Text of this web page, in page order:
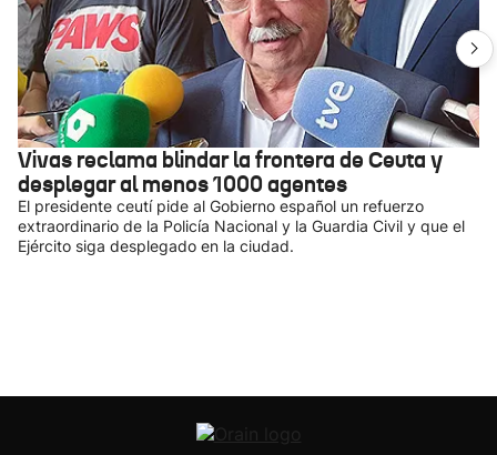
Vivas reclama blindar la frontera de Ceuta y
desplegar al menos 1000 agentes
El presidente ceutí pide al Gobierno español un refuerzo
extraordinario de la Policía Nacional y la Guardia Civil y que el
Ejército siga desplegado en la ciudad.